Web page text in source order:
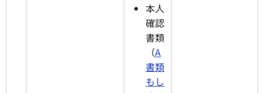
本人
確認
書類
（A
書類
もし